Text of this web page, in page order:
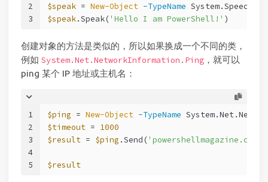
2
3
$speak = New-Object -TypeName
$speak.Speak('Hello I am PowerShell!' )
创建对象的方法是类似的，所以如果换成一个不同的类，
例如 System.Net.NetworkInformation.Ping ，就可以
ping 某个 IP 地址或主机名：
1
2
3
4
5
$ping = New-Object -TypeName
$timeout = 1000
$result = $ping .Send('powershellmagazine.com'
$result